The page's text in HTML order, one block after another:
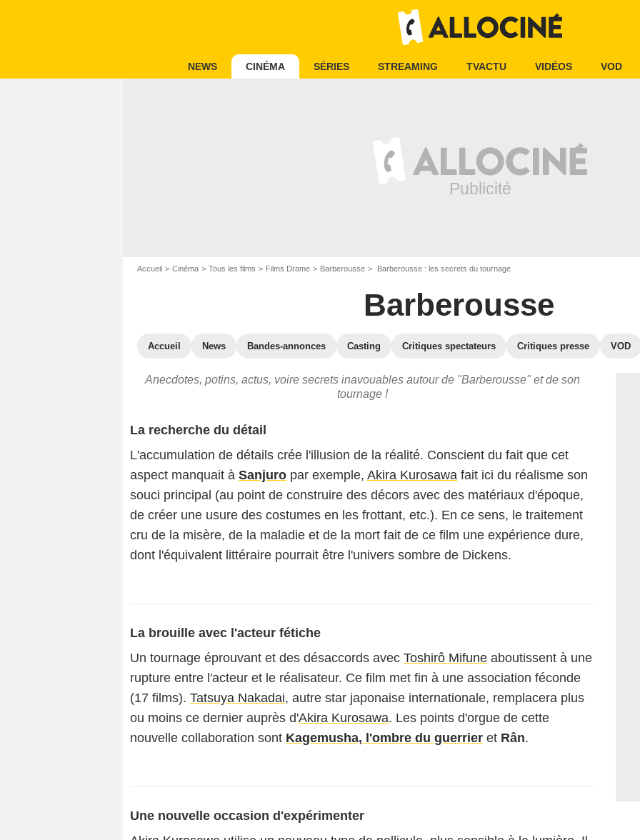
NEWS CINÉMA SÉRIES STREAMING TVACTU VIDÉOS VOD
Accueil Cinéma Tous les films Films Drame Barberousse Barberousse : les secrets du tournage
Barberousse
Accueil News Bandes-annonces Casting Critiques spectateurs Critiques presse VOD
Anecdotes, potins, actus, voire secrets inavouables autour de "Barberousse" et de son
tournage !
La recherche du détail
L'accumulation de détails crée l'illusion de la réalité. Conscient du fait que cet
aspect manquait à Sanjuro par exemple, Akira Kurosawa fait ici du réalisme son
souci principal (au point de construire des décors avec des matériaux d'époque,
de créer une usure des costumes en les frottant, etc.). En ce sens, le traitement
cru de la misère, de la maladie et de la mort fait de ce film une expérience dure,
dont l'équivalent littéraire pourrait être l'univers sombre de Dickens.
La brouille avec l'acteur fétiche
Un tournage éprouvant et des désaccords avec Toshirô Mifune aboutissent à une
rupture entre l'acteur et le réalisateur. Ce film met fin à une association féconde
(17 films). Tatsuya Nakadai, autre star japonaise internationale, remplacera plus
ou moins ce dernier auprès d'Akira Kurosawa. Les points d'orgue de cette
nouvelle collaboration sont Kagemusha, l'ombre du guerrier et Rân.
Une nouvelle occasion d'expérimenter